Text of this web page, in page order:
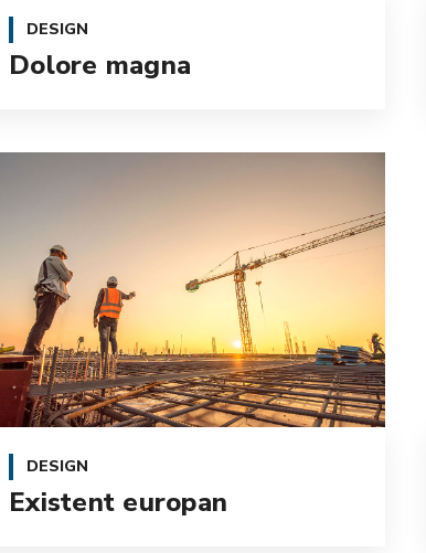
DESIGN
Dolore magna
DESIGN
Existent europan